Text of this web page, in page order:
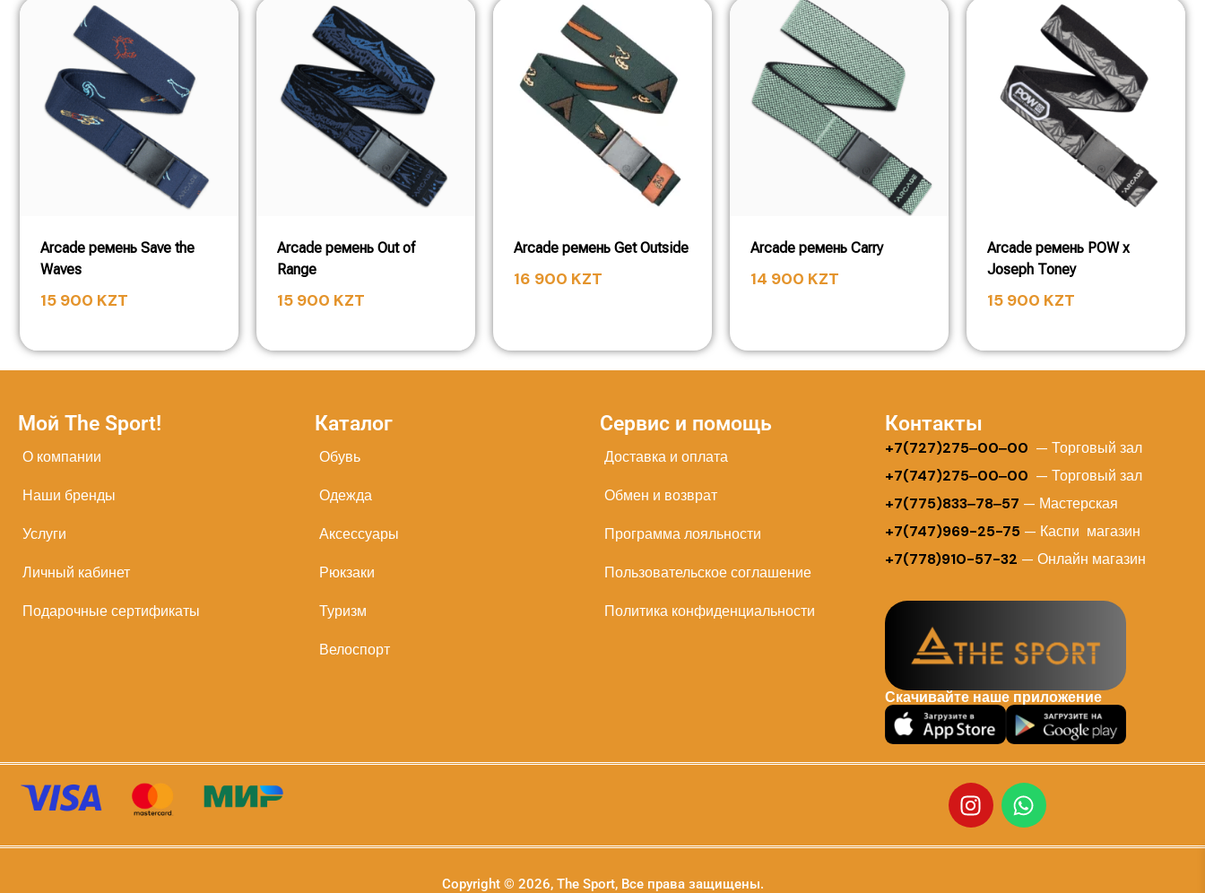
Arcade ремень Save the
Waves
15 900 KZT
Arcade ремень Out of
Range
15 900 KZT
Arcade ремень Get Outside
16 900 KZT
Arcade ремень Carry
14 900 KZT
Arcade ремень POW x
Joseph Toney
15 900 KZT
Мой The Sport!
О компании
Наши бренды
Услуги
Личный кабинет
Подарочные сертификаты
Каталог
Обувь
Одежда
Аксессуары
Рюкзаки
Туризм
Велоспорт
Сервис и помощь
Доставка и оплата
Обмен и возврат
Программа лояльности
Пользовательское соглашение
Политика конфиденциальности
Контакты
+7(727)275‒00‒00 — Торговый зал
+7(747)275‒00‒00 — Торговый зал
+7(775)833‒78‒57 — Мастерская
+7(747)969-25-75— Каспи магазин
+7(778)910-57-32 — Онлайн магазин
Скачивайте наше приложение
Copyright © 2026, The Sport, Все права защищены.